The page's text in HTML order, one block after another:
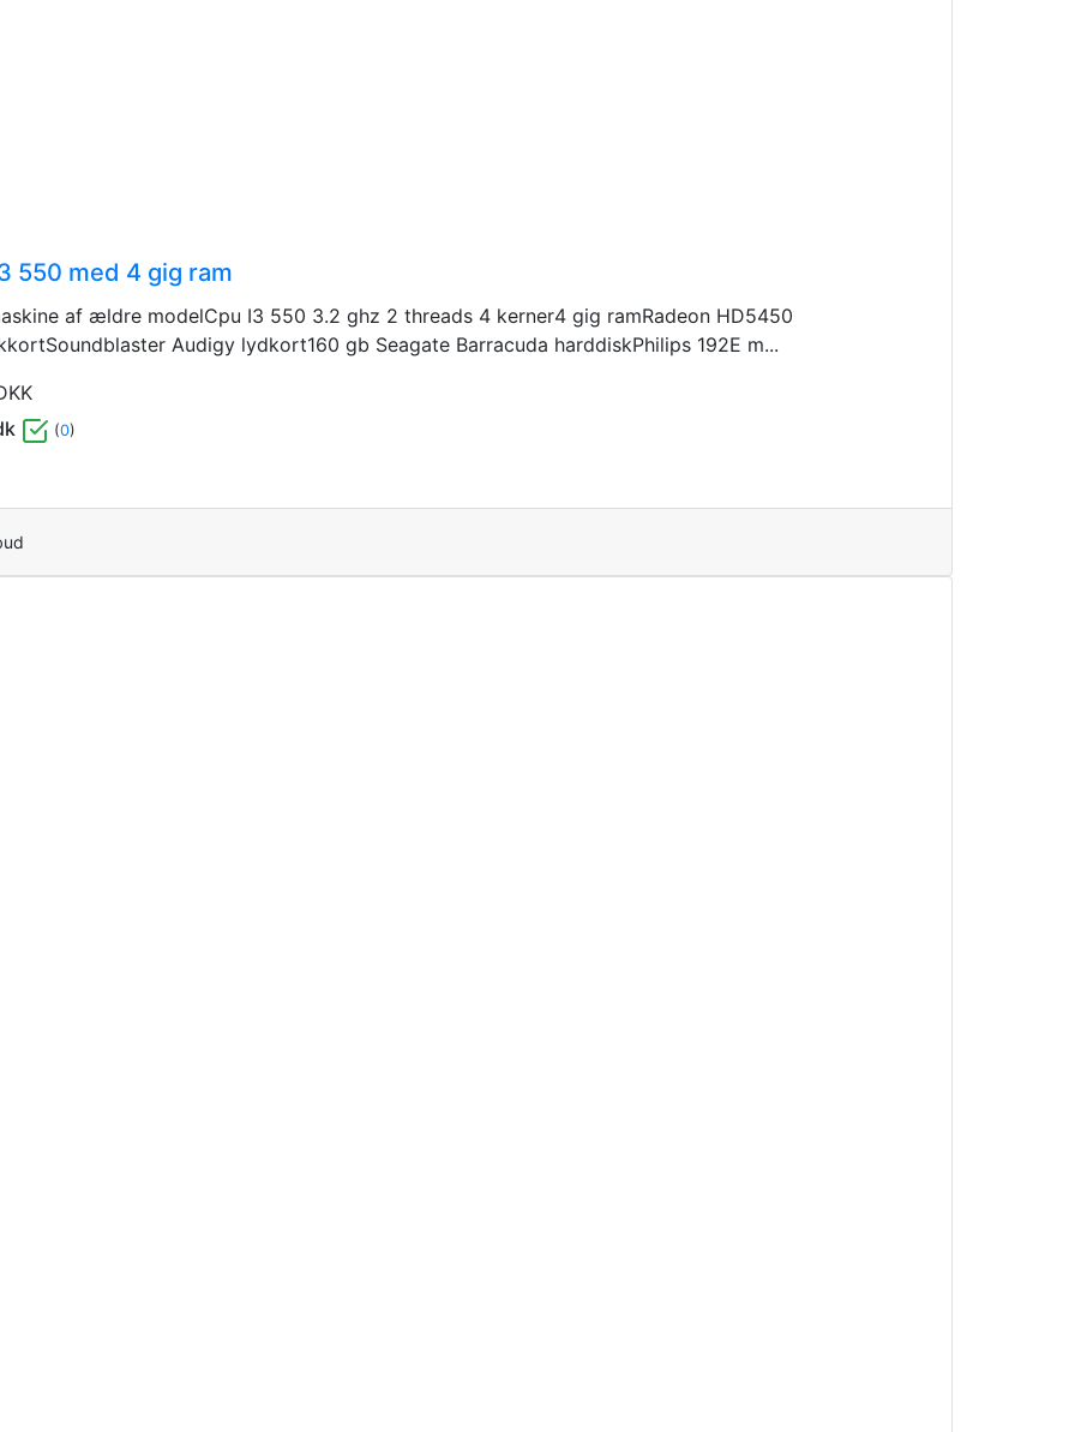
550 med 4 gig ram
af ældre modelCpu I3 550 3.2 ghz 2 threads 4 kerner4 gig ramRadeon HD5450
Audigy lydkort160 gb Seagate Barracuda harddiskPhilips 192E m...
(0)